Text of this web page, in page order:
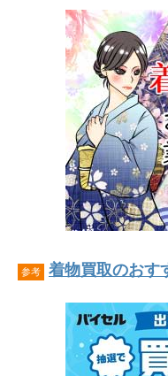
参考 着物買取のおす